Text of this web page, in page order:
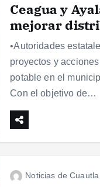
Ceagua y
mejorar
•Autoridades
proyectos y
potable en el
Con el objetivo de…
Noticias de Cuautla